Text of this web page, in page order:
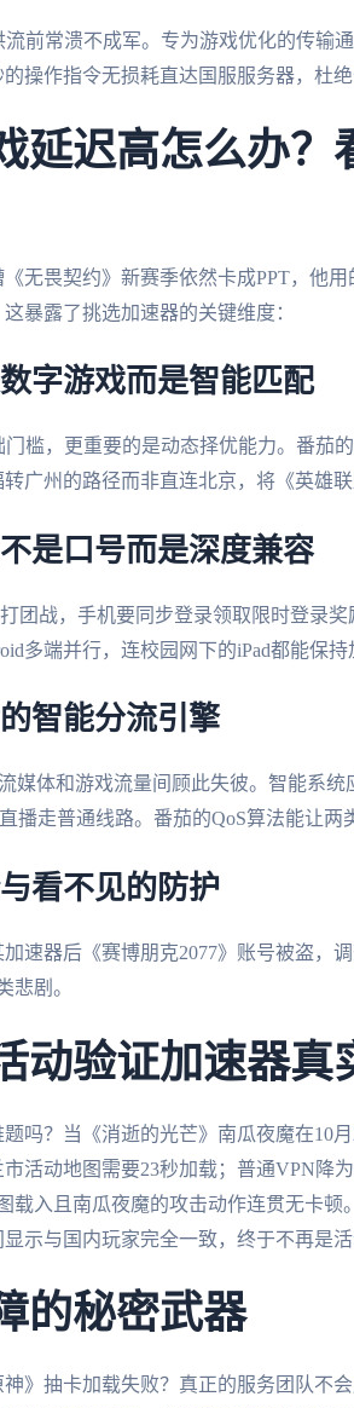
前常溃不成军。专为游戏优化的传输
操作指令无损耗直达国服服务器，杜
延迟高怎么办？
《无畏契约》新赛季依然卡成PPT，他
暴露了挑选加速器的关键维度：
字游戏而是智能匹配
门槛，更重要的是动态择优能力。番茄
广州的路径而非直连北京，将《英雄联
是口号而是深度兼容
团战，手机要同步登录领取限时登录
多端并行，连校园网下的iPad都能保持
智能分流引擎
媒体和游戏流量间顾此失彼。智能系
播走普通线路。番茄的QoS算法能让两
看不见的防护
速器后《赛博朋克2077》账号被盗，
悲剧。
动验证加速器真
吗？当《消逝的光芒》南瓜夜魔在10
活动地图需要23秒加载；普通VPN降
载入且南瓜夜魔的攻击动作连贯无卡
示与国内玩家完全一致，终于不再是活
的秘密武器
》抽卡加载失败？真正的服务团队不